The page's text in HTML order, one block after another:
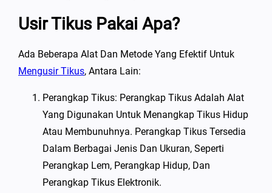
Usir Tikus Pakai Apa?
Ada Beberapa Alat Dan Metode Yang Efektif Untuk
Mengusir Tikus, Antara Lain:
Perangkap Tikus: Perangkap Tikus Adalah Alat
Yang Digunakan Untuk Menangkap Tikus Hidup
Atau Membunuhnya. Perangkap Tikus Tersedia
Dalam Berbagai Jenis Dan Ukuran, Seperti
Perangkap Lem, Perangkap Hidup, Dan
Perangkap Tikus Elektronik.